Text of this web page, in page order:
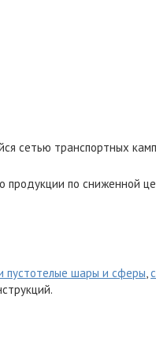
сетью транспортных
по сниженной
пустотелые шары и сферы,